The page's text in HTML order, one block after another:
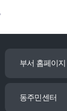
부서 홈페이지
동주민센터